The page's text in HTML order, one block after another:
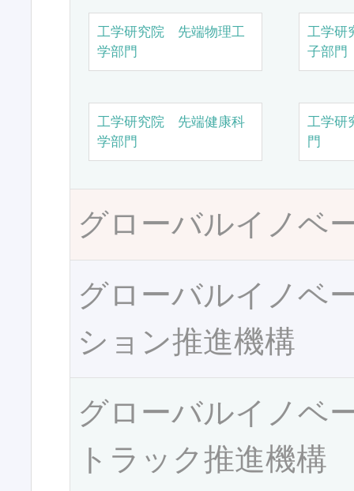
工学研究院 先端物理工
学部門
工学研
子部門
工学研究院 先端健康科
学部門
工学研
門
グローバルイノベ
グローバルイノベ
ション推進機構
グローバルイノベ
トラック推進機構